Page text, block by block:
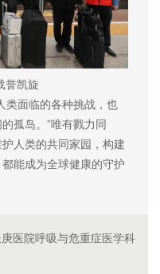
誉凯旋
面临的各种挑战，也
孤岛。”唯有戮力同
人类的共同家园，构建
能成为全球健康的守护
庚医院呼吸与危重症医学科